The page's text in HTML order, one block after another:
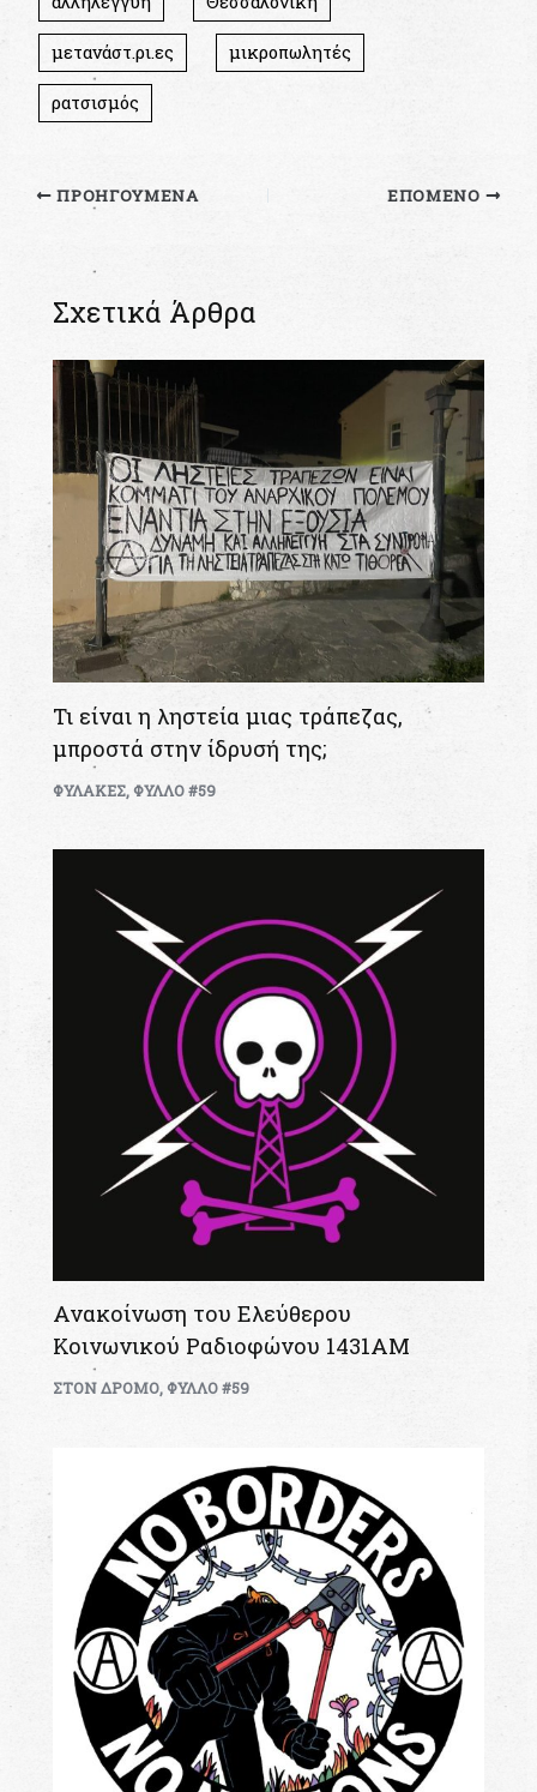
μετανάστ.ρι.ες μικροπωλητές
ρατσισμός
ΠΡΟΗΓΟΎΜΕΝΑ ΕΠΌΜΕΝΟ
Σχετικά Άρθρα
Τι είναι η ληστεία μιας τράπεζας,
μπροστά στην ίδρυσή της;
ΦΥΛΑΚΕΣ,ΦΥΛΛΟ #59
Ανακοίνωση του Ελεύθερου
Κοινωνικού Ραδιοφώνου 1431ΑΜ
ΣΤΟΝ ΔΡΟΜΟ, ΦΥΛΛΟ #59